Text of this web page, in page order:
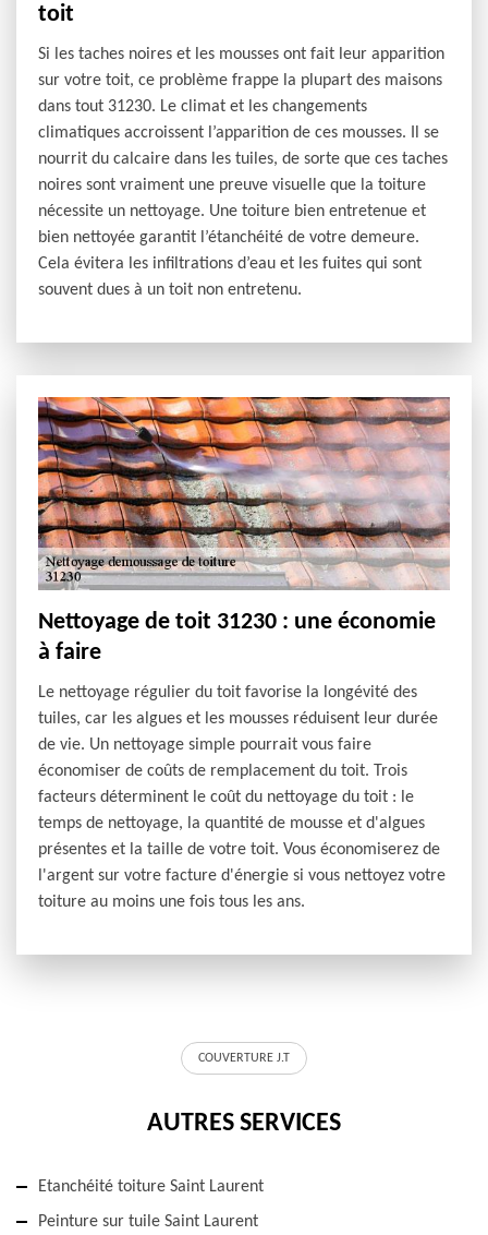
toit
Si les taches noires et les mousses ont fait leur apparition
sur votre toit, ce problème frappe la plupart des maisons
dans tout 31230. Le climat et les changements
climatiques accroissent l’apparition de ces mousses. Il se
nourrit du calcaire dans les tuiles, de sorte que ces taches
noires sont vraiment une preuve visuelle que la toiture
nécessite un nettoyage. Une toiture bien entretenue et
bien nettoyée garantit l’étanchéité de votre demeure.
Cela évitera les infiltrations d’eau et les fuites qui sont
souvent dues à un toit non entretenu.
Nettoyage de toit 31230 : une économie
à faire
Le nettoyage régulier du toit favorise la longévité des
tuiles, car les algues et les mousses réduisent leur durée
de vie. Un nettoyage simple pourrait vous faire
économiser de coûts de remplacement du toit. Trois
facteurs déterminent le coût du nettoyage du toit : le
temps de nettoyage, la quantité de mousse et d'algues
présentes et la taille de votre toit. Vous économiserez de
l'argent sur votre facture d'énergie si vous nettoyez votre
toiture au moins une fois tous les ans.
COUVERTURE J.T
AUTRES SERVICES
Etanchéité toiture Saint Laurent
Peinture sur tuile Saint Laurent